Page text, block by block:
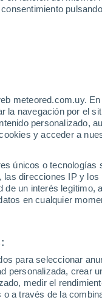
meteored.com.uy.
la navegación por el
personalizado,
y acceder a
únicos o tecnologías
direcciones IP y los
un interés legítimo,
en cualquier
para seleccionar
personalizada, crear
medir el
a través de la